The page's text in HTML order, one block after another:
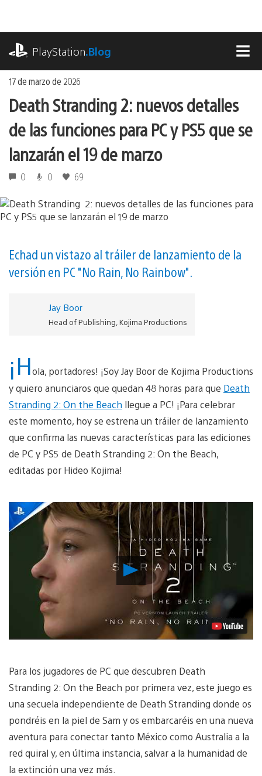
contenido
PlayStation.Blog
17 de marzo de 2026
Death Stranding 2: nuevos detalles
de las funciones para PC y PS5 que se
lanzarán el 19 de marzo
0 0 69
Echad un vistazo al tráiler de lanzamiento de la
versión en PC "No Rain, No Rainbow".
Jay Boor
Head of Publishing, Kojima Productions
¡Hola, portadores! ¡Soy Jay Boor de Kojima Productions
y quiero anunciaros que quedan 48 horas para que Death
Stranding 2: On the Beach llegue a PC! ¡Para celebrar
este momento, hoy se estrena un tráiler de lanzamiento
que confirma las nuevas características para las ediciones
de PC y PS5 de Death Stranding 2: On the Beach,
editadas por Hideo Kojima!
Reproducir
vídeo
Para los jugadores de PC que descubren Death
Stranding 2: On the Beach por primera vez, este juego es
una secuela independiente de Death Stranding donde os
pondréis en la piel de Sam y os embarcaréis en una nueva
aventura para conectar tanto México como Australia a la
red quiral y, en última instancia, salvar a la humanidad de
la extinción una vez más.